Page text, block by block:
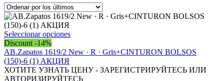
Seleccionar opcionesEste
tiene
variantes.
Las
Discount -14%
AB.Zapatos 1619/2 New · R · Gris+CINTURON BOLSOS
(150)-6 (1) АКЦИЯ
ХОТИТЕ УЗНАТЬ ЦЕНУ - ЗАРЕГИСТРИРУЙТЕСЬ ИЛИ
АВТОРИЗИРУЙТЕСЬ